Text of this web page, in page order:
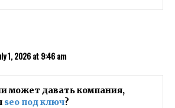
1, 2026 at 9:46 am
может давать компания,
seo под ключ?